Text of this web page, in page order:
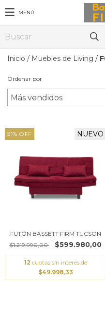
MENÚ
Inicio / Muebles de Living /
Ordenar por
51% OFF NUEVO
FUTÓN BASSETT FIRM TUCSON
$1.219.990,00
$599.980,00
12 cuotas sin interés de
$49.998,33